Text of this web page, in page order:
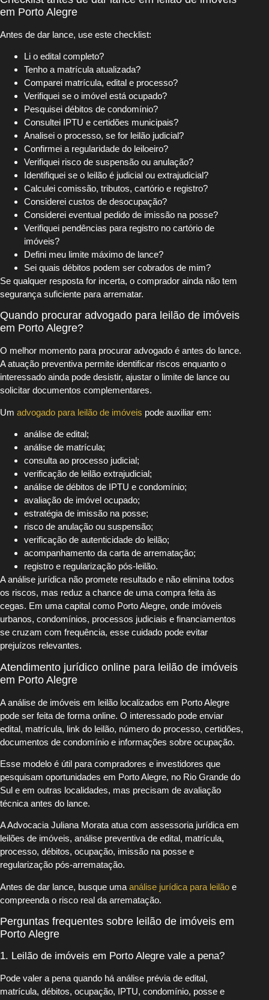
em Porto Alegre
Antes de dar lance, use este checklist:
Li o edital completo?
Tenho a matrícula atualizada?
Comparei matrícula, edital e processo?
Verifiquei se o imóvel está ocupado?
Pesquisei débitos de condomínio?
Consultei IPTU e certidões municipais?
Analisei o processo, se for leilão judicial?
Confirmei a regularidade do leiloeiro?
Verifiquei risco de suspensão ou anulação?
Identifiquei se o leilão é judicial ou extrajudicial?
Calculei comissão, tributos, cartório e registro?
Considerei custos de desocupação?
Considerei eventual pedido de imissão na posse?
Verifiquei pendências para registro no cartório de
imóveis?
Defini meu limite máximo de lance?
Sei quais débitos podem ser cobrados de mim?
Se qualquer resposta for incerta, o comprador ainda não tem
segurança suficiente para arrematar.
Quando procurar advogado para leilão de imóveis
em Porto Alegre?
O melhor momento para procurar advogado é antes do lance.
A atuação preventiva permite identificar riscos enquanto o
interessado ainda pode desistir, ajustar o limite de lance ou
solicitar documentos complementares.
Um advogado para leilão de imóveis pode auxiliar em:
análise de edital;
análise de matrícula;
consulta ao processo judicial;
verificação de leilão extrajudicial;
análise de débitos de IPTU e condomínio;
avaliação de imóvel ocupado;
estratégia de imissão na posse;
risco de anulação ou suspensão;
verificação de autenticidade do leilão;
acompanhamento da carta de arrematação;
registro e regularização pós-leilão.
A análise jurídica não promete resultado e não elimina todos
os riscos, mas reduz a chance de uma compra feita às
cegas. Em uma capital como Porto Alegre, onde imóveis
urbanos, condomínios, processos judiciais e financiamentos
se cruzam com frequência, esse cuidado pode evitar
prejuízos relevantes.
Atendimento jurídico online para leilão de imóveis
em Porto Alegre
A análise de imóveis em leilão localizados em Porto Alegre
pode ser feita de forma online. O interessado pode enviar
edital, matrícula, link do leilão, número do processo, certidões,
documentos de condomínio e informações sobre ocupação.
Esse modelo é útil para compradores e investidores que
pesquisam oportunidades em Porto Alegre, no Rio Grande do
Sul e em outras localidades, mas precisam de avaliação
técnica antes do lance.
A Advocacia Juliana Morata atua com assessoria jurídica em
leilões de imóveis, análise preventiva de edital, matrícula,
processo, débitos, ocupação, imissão na posse e
regularização pós-arrematação.
Antes de dar lance, busque uma análise jurídica para leilão e
compreenda o risco real da arrematação.
Perguntas frequentes sobre leilão de imóveis em
Porto Alegre
1. Leilão de imóveis em Porto Alegre vale a pena?
Pode valer a pena quando há análise prévia de edital,
matrícula, débitos, ocupação, IPTU, condomínio, posse e